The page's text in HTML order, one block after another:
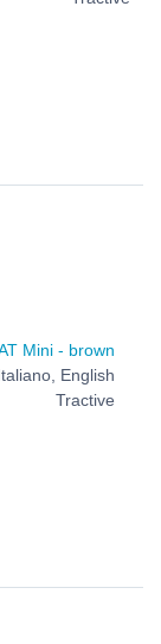
Mini - brown
English
Tractive